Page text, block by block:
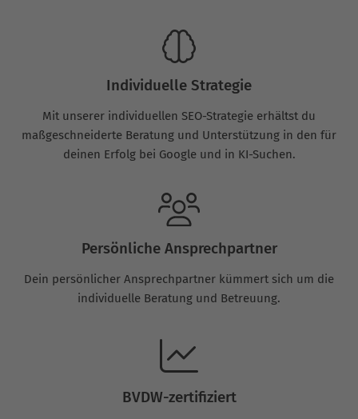
Individuelle Strategie
Mit unserer individuellen SEO-Strategie erhältst du
maßgeschneiderte Beratung und Unterstützung in den für
deinen Erfolg bei Google und in KI-Suchen.
Persönliche Ansprechpartner
Dein persönlicher Ansprechpartner kümmert sich um die
individuelle Beratung und Betreuung.
BVDW-zertifiziert